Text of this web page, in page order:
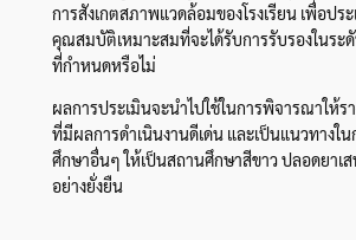
การสังเกตสภาพแวดล้อมของโรงเรียน เพื่อประ
คุณสมบัติเหมาะสมที่จะได้รับการรับรองในระ
ที่กำหนดหรือไม่
ผลการประเมินจะนำไปใช้ในการพิจารณาให้ร
ที่มีผลการดำเนินงานดีเด่น และเป็นแนวทางใ
ศึกษาอื่นๆ ให้เป็นสถานศึกษาสีขาว ปลอดยาเ
อย่างยั่งยืน